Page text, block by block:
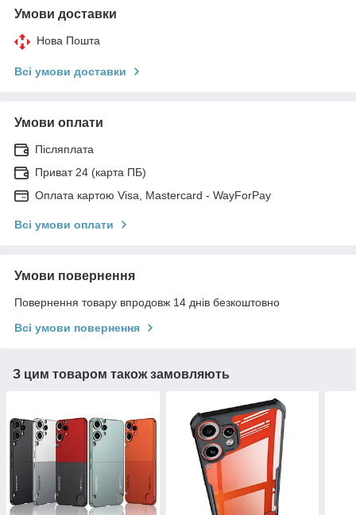
Умови доставки
Нова Пошта
Всі умови доставки
Умови оплати
Післяплата
Приват 24 (карта ПБ)
Оплата картою Visa, Mastercard - WayForPay
Всі умови оплати
Умови повернення
Повернення товару впродовж 14 днів безкоштовно
Всі умови повернення
З цим товаром також замовляють